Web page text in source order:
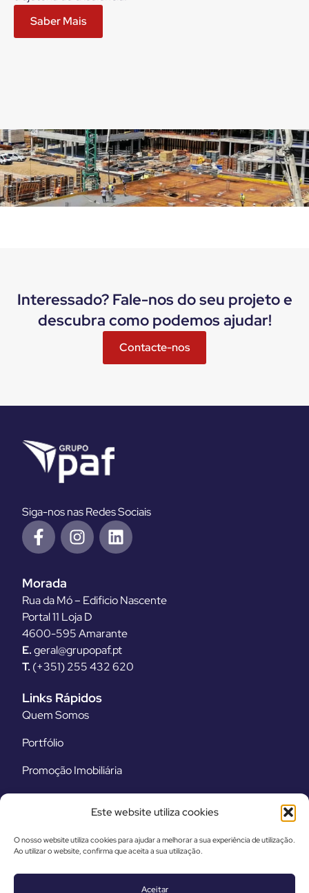
Este website utiliza cookies
O nosso website utiliza cookies para ajudar a melhorar a sua experiência de utilização.
Ao utilizar o website, confirma que aceita a sua utilização.
Aceitar
Saber Mais
Interessado? Fale-nos do seu projeto e
descubra como podemos ajudar!
Contacte-nos
Siga-nos nas Redes Sociais
Morada
Rua da Mó – Edificio Nascente
Portal 11 Loja D
4600-595 Amarante
E.geral@grupopaf.pt
T. (+351) 255 432 620
Links Rápidos
Quem Somos
Portfólio
Promoção Imobiliária
Equipamentos
Termos e Condições
Política de Privacidade